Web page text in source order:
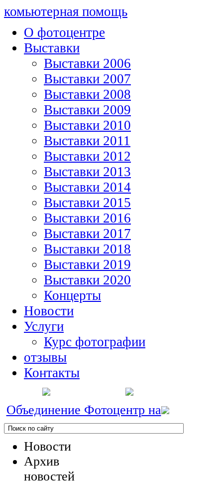
комьютерная помощь
О фотоцентре
Выставки
Выставки 2006
Выставки 2007
Выставки 2008
Выставки 2009
Выставки 2010
Выставки 2011
Выставки 2012
Выставки 2013
Выставки 2014
Выставки 2015
Выставки 2016
Выставки 2017
Выставки 2018
Выставки 2019
Выставки 2020
Концерты
Новости
Услуги
Курс фотографии
отзывы
Контакты
Объединение Фотоцентр на
Новости
Архив
новостей